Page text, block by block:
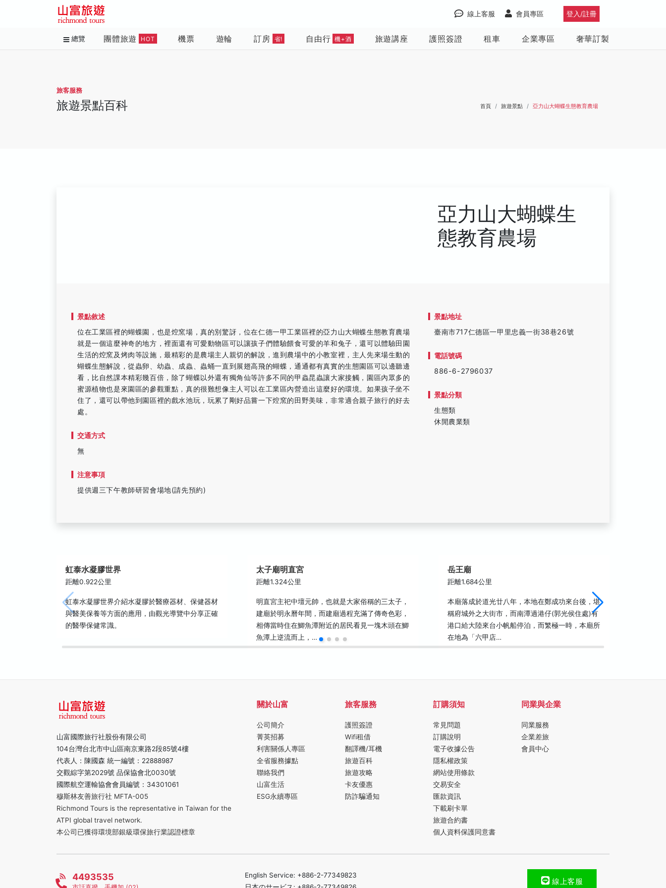
登入/註冊
會員專區
線上客服
總覽 團體旅遊 HOT 機票 遊輪 訂房 省! 自由行 機+酒 旅遊講座 護照簽證 租車 企業專區 奢華訂製
旅客服務
旅遊景點百科 首頁 旅遊景點 亞力山大蝴蝶生態教育農場
亞力山大蝴蝶生
態教育農場
景點敘述
位在工業區裡的蝴蝶園，也是焢窯場，真的別驚訝，位在仁德一甲工業區裡的亞力山大蝴蝶生態教育農場
就是一個這麼神奇的地方，裡面還有可愛動物區可以讓孩子們體驗餵食可愛的羊和兔子，還可以體驗田園
生活的焢窯及烤肉等設施，最精彩的是農場主人親切的解說，進到農場中的小教室裡，主人先來場生動的
蝴蝶生態解說，從蟲卵、幼蟲、成蟲、蟲蛹一直到展翅高飛的蝴蝶，通通都有真實的生態園區可以邊聽邊
看，比自然課本精彩幾百倍，除了蝴蝶以外還有獨角仙等許多不同的甲蟲昆蟲讓大家接觸，園區內眾多的
蜜源植物也是來園區的參觀重點，真的很難想像主人可以在工業區內營造出這麼好的環境。如果孩子坐不
住了，還可以帶他到園區裡的戲水池玩，玩累了剛好品嘗一下焢窯的田野美味，非常適合親子旅行的好去
處。
交通方式
無
注意事項
提供週三下午教師研習會場地(請先預約)
景點地址
臺南市717仁德區一甲里忠義一街38巷26號
電話號碼
886-6-2796037
景點分類
生態類
休閒農業類
虹泰水凝膠世界
距離0.922公里
虹泰水凝膠世界介紹水凝膠於醫療器材、保健器材
與醫美保養等方面的應用，由觀光導覽中分享正確
的醫學保健常識。
太子廟明直宮
距離1.324公里
明直宮主祀中壇元帥，也就是大家俗稱的三太子，
建廟於明永曆年間，而建廟過程充滿了傳奇色彩，
相傳當時住在鯽魚潭附近的居民看見一塊木頭在鯽
魚潭上逆流而上，…
岳王廟
距離1.684公里
本廟落成於道光廿八年，本地在鄭成功來台後，堪
稱府城外之大街市，而南潭過港仔(郭光侯住處)有
港口給大陸來台小帆船停泊，而繁極一時，本廟所
在地為「六甲店…
山富國際旅行社股份有限公司
104台灣台北市中山區南京東路2段85號4樓
代表人：陳國森 統一編號：22888987
交觀綜字第2029號 品保協會北0030號
國際航空運輸協會會員編號：34301061
穆斯林友善旅行社 MFTA-005
Richmond Tours is the representative in Taiwan for the
ATPI global travel network.
本公司已獲得環境部銀級環保旅行業認證標章
關於山富
公司簡介
菁英招募
利害關係人專區
全省服務據點
聯絡我們
山富生活
ESG永續專區
旅客服務
護照簽證
Wifi租借
翻譯機/耳機
旅遊百科
旅遊攻略
卡友優惠
防詐騙通知
訂購須知
常見問題
訂購說明
電子收據公告
隱私權政策
網站使用條款
交易安全
匯款資訊
下載刷卡單
旅遊合約書
個人資料保護同意書
同業與企業
同業服務
企業差旅
會員中心
4493535
English Service: +886-2-77349823
線上客服